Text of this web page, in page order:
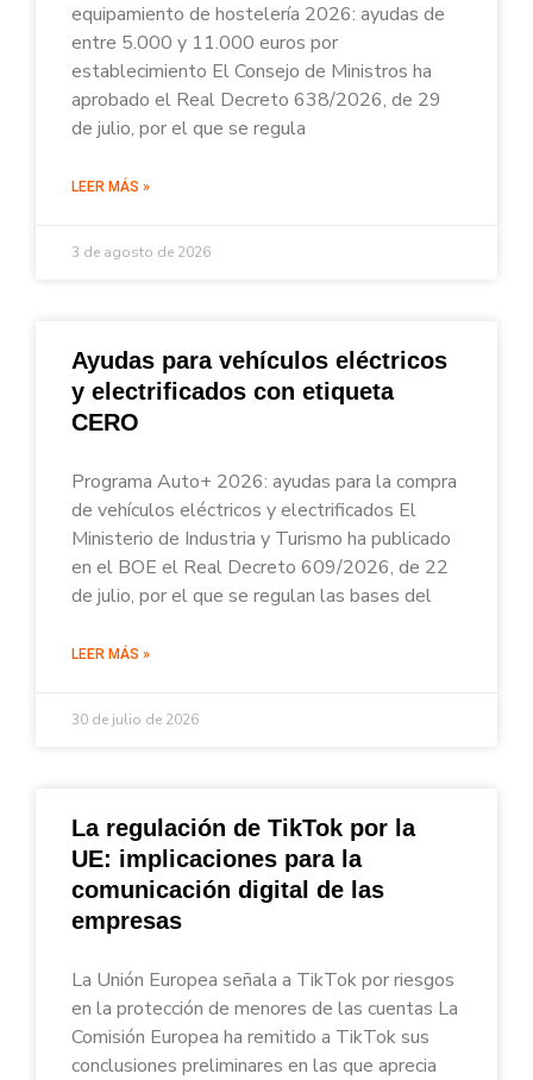
equipamiento de hostelería 2026: ayudas de
entre 5.000 y 11.000 euros por
establecimiento El Consejo de Ministros ha
aprobado el Real Decreto 638/2026, de 29
de julio, por el que se regula
LEER MÁS »
3 de agosto de 2026
Ayudas para vehículos eléctricos
y electrificados con etiqueta
CERO
Programa Auto+ 2026: ayudas para la compra
de vehículos eléctricos y electrificados El
Ministerio de Industria y Turismo ha publicado
en el BOE el Real Decreto 609/2026, de 22
de julio, por el que se regulan las bases del
LEER MÁS »
30 de julio de 2026
La regulación de TikTok por la
UE: implicaciones para la
comunicación digital de las
empresas
La Unión Europea señala a TikTok por riesgos
en la protección de menores de las cuentas La
Comisión Europea ha remitido a TikTok sus
conclusiones preliminares en las que aprecia